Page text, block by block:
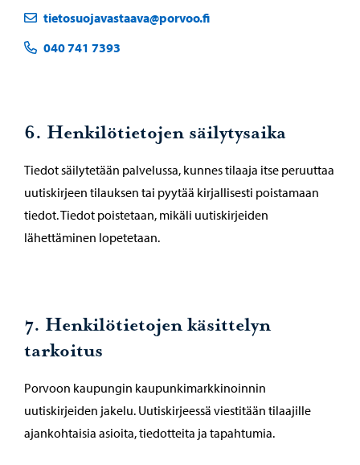
tietosuojavastaava@porvoo.fi
040 741 7393
6. Henkilötietojen säilytysaika
Tiedot säilytetään palvelussa, kunnes tilaaja itse peruuttaa
uutiskirjeen tilauksen tai pyytää kirjallisesti poistamaan
tiedot. Tiedot poistetaan, mikäli uutiskirjeiden
lähettäminen lopetetaan.
7. Henkilötietojen käsittelyn
tarkoitus
Porvoon kaupungin kaupunkimarkkinoinnin
uutiskirjeiden jakelu. Uutiskirjeessä viestitään tilaajille
ajankohtaisia asioita, tiedotteita ja tapahtumia.